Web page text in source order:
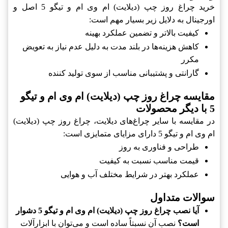
خرید چراغ روز چپ (دیلایت) ام وی ام و تیگو 5 اصل و
اورجینال به دلایل زیر بسیار مهم است:
کیفیت بالاتر و تضمین عملکرد بهینه
کاهش هزینه‌ها در بلند مدت به دلیل عدم نیاز به تعویض
مکرر
گارانتی و پشتیبانی مناسب از سوی تولید کننده
مقایسه چراغ روز چپ (دیلایت) ام وی ام و تیگو
5 با دیگر محصولات
در مقایسه با سایر چراغ‌های دیلایت، چراغ روز چپ (دیلایت)
ام وی ام و تیگو 5 دارای مزایای متمایزی است:
طراحی و فناوری به روز
قیمت مناسب نسبت به کیفیت
عملکرد بهتر در شرایط مختلف آب و هوایی
سوالات متداول
آیا نصب چراغ روز چپ (دیلایت) ام وی ام و تیگو 5 دشوار
است؟ نصب آن نسبتاً ساده است و می‌توان با ابزارآلات